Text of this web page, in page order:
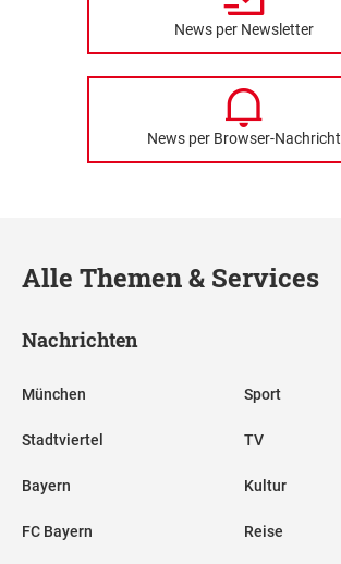
News per Newsletter
News per Browser-Nachricht
Alle Themen & Services
Nachrichten
München
Stadtviertel
Bayern
FC Bayern
Sport
TV
Kultur
Reise